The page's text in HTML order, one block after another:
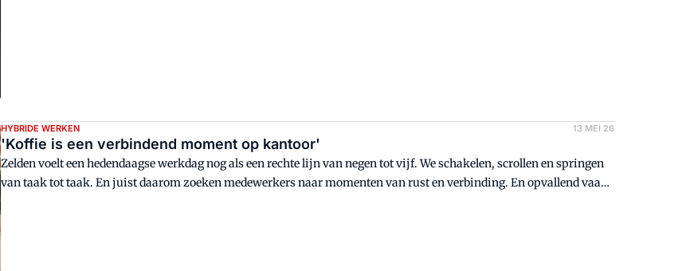
HYBRIDE WERKEN 13 MEI 26
'Koffie is een verbindend moment op kantoor'
Zelden voelt een hedendaagse werkdag nog als een rechte lijn van negen tot vijf. We schakelen, scrollen en springen
van taak tot taak. En juist daarom zoeken medewerkers naar momenten van rust en verbinding. En opvallend vaak